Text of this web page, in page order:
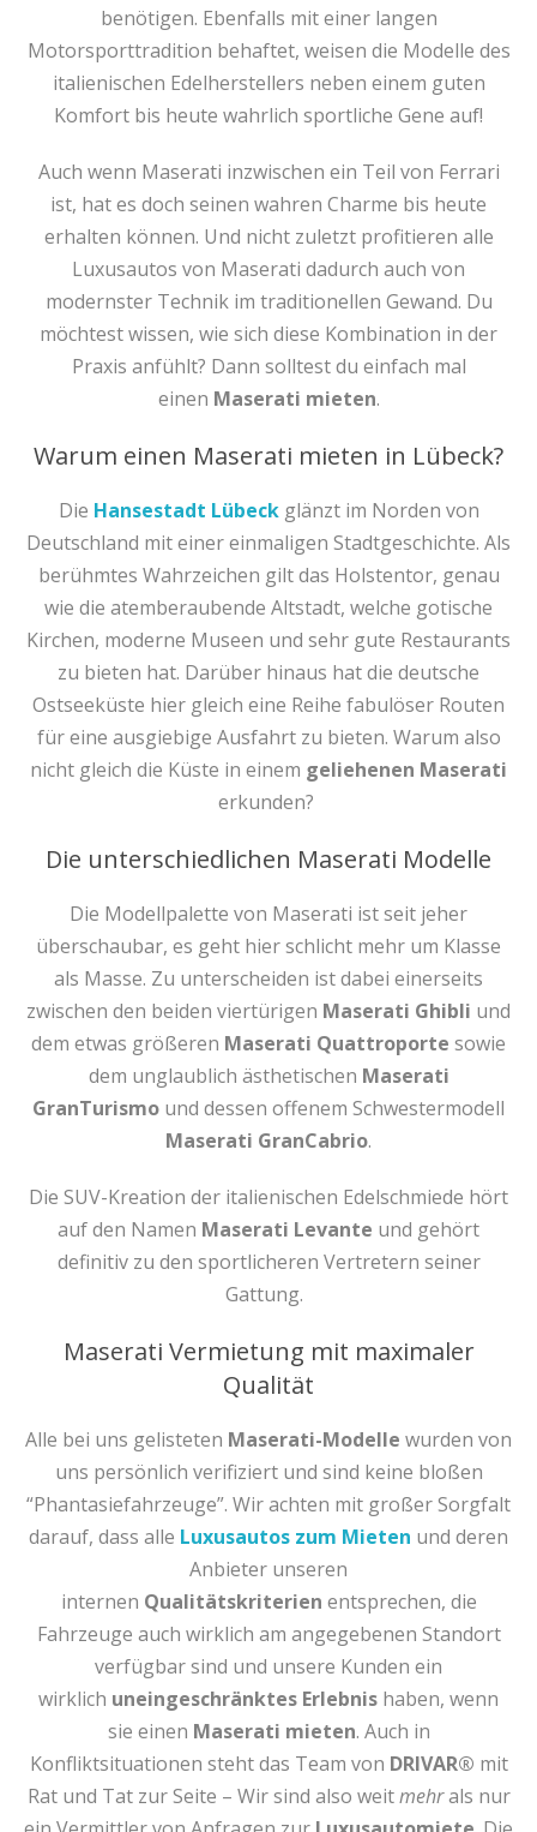
benötigen. Ebenfalls mit einer langen
Motorsporttradition behaftet, weisen die Modelle des
italienischen Edelherstellers neben einem guten
Komfort bis heute wahrlich sportliche Gene auf!
Auch wenn Maserati inzwischen ein Teil von Ferrari
ist, hat es doch seinen wahren Charme bis heute
erhalten können. Und nicht zuletzt profitieren alle
Luxusautos von Maserati dadurch auch von
modernster Technik im traditionellen Gewand. Du
möchtest wissen, wie sich diese Kombination in der
Praxis anfühlt? Dann solltest du einfach mal
einen Maserati mieten.
Warum einen Maserati mieten in Lübeck?
Die Hansestadt Lübeckglänzt im Norden von
Deutschland mit einer einmaligen Stadtgeschichte. Als
berühmtes Wahrzeichen gilt das Holstentor, genau
wie die atemberaubende Altstadt, welche gotische
Kirchen, moderne Museen und sehr gute Restaurants
zu bieten hat. Darüber hinaus hat die deutsche
Ostseeküste hier gleich eine Reihe fabulöser Routen
für eine ausgiebige Ausfahrt zu bieten. Warum also
nicht gleich die Küste in einem geliehenen Maserati
erkunden?
Die unterschiedlichen Maserati Modelle
Die Modellpalette von Maserati ist seit jeher
überschaubar, es geht hier schlicht mehr um Klasse
als Masse. Zu unterscheiden ist dabei einerseits
zwischen den beiden viertürigen Maserati Ghibli und
dem etwas größeren Maserati Quattroporte sowie
dem unglaublich ästhetischen Maserati
GranTurismo und dessen offenem Schwestermodell
Maserati GranCabrio.
Die SUV-Kreation der italienischen Edelschmiede hört
auf den Namen Maserati Levante und gehört
definitiv zu den sportlicheren Vertretern seiner
Gattung.
Maserati Vermietung mit maximaler
Qualität
Alle bei uns gelisteten Maserati-Modelle wurden von
uns persönlich verifiziert und sind keine bloßen
“Phantasiefahrzeuge”. Wir achten mit großer Sorgfalt
darauf, dass alle Luxusautos zum Mieten und deren
Anbieter unseren
internen Qualitätskriterien entsprechen, die
Fahrzeuge auch wirklich am angegebenen Standort
verfügbar sind und unsere Kunden ein
wirklich uneingeschränktes Erlebnis haben, wenn
sie einen Maserati mieten. Auch in
Konfliktsituationen steht das Team von DRIVAR® mit
Rat und Tat zur Seite – Wir sind also weitmehrals nur